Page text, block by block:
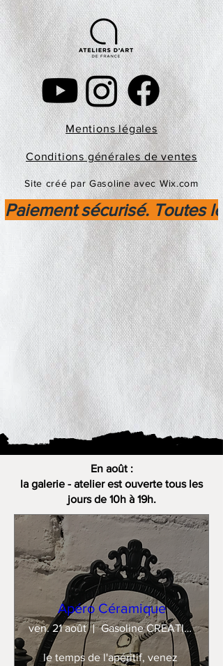
Mentions légales
Conditions générales de ventes
Site créé par Gasoline avec Wix.com
Paiement sécurisé. Toutes
En août :
la galerie - atelier est ouverte tous les
jours de 10h à 19h.
Apéro Céramique
ven. 21 août Gasoline CREATION
le temps de l'apéritif, venez